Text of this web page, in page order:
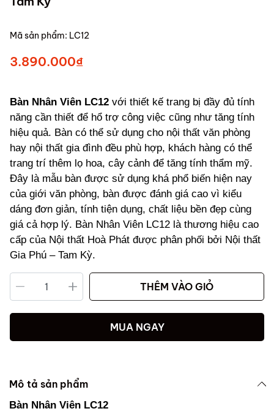
Mã sản phẩm: LC12
3.890.000₫
Bàn Nhân Viên LC12 với thiết kế trang bị đầy đủ tính
năng cần thiết để hổ trợ công việc cũng như tăng tính
hiệu quả. Bàn có thể sử dụng cho nội thất văn phòng
hay nội thất gia đình đều phù hợp, khách hàng có thể
trang trí thêm lọ hoa, cây cảnh để tăng tính thẩm mỹ.
Đây là mẫu bàn được sử dụng khá phổ biến hiện nay
của giới văn phòng, bàn được đánh giá cao vì kiểu
dáng đơn giản, tính tiện dụng, chất liệu bền đẹp cùng
giá cả hợp lý. Bàn Nhân Viên LC12 là thương hiệu cao
cấp của Nội thất Hoà Phát được phân phối bởi Nội thất
Gia Phú – Tam Kỳ.
THÊM VÀO GIỎ
MUA NGAY
Mô tả sản phẩm
Bàn Nhân Viên LC12